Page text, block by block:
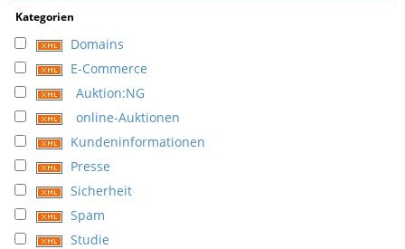
Kategorien
Domains
E-Commerce
Auktion:NG
online-Auktionen
Kundeninformationen
Presse
Sicherheit
Spam
Studie